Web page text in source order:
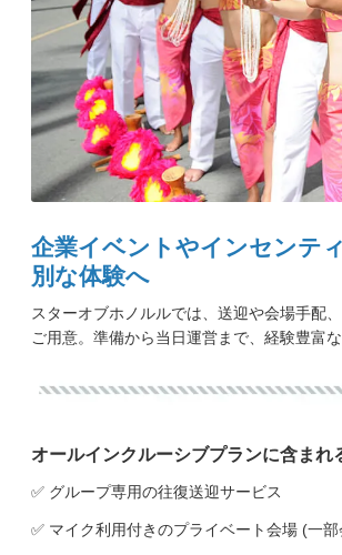
企業イベントやインセンテ
別な体験へ
スターオブホノルルでは、送迎や会場手配
ご用意。準備から当日運営まで、経験豊富
オールインクルーシブプランに含まれ
✅ グループ専用の往復送迎サービス
✅ マイク利用付きのプライベート会場 (一